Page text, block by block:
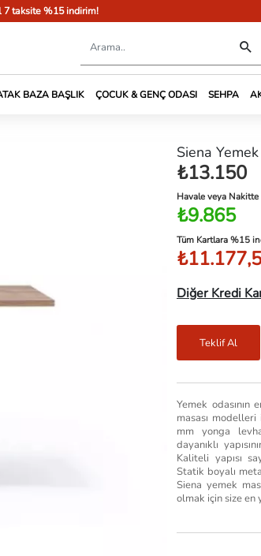
taksite %15 indirim!
BAZA BAŞLIK ÇOCUK & GENÇ ODASI SEHPA
Siena Yemek
₺13.150
Havale veya
₺9.865
Tüm Kartlara %15
Diğer Kredi
Teklif Al
Yemek
masası
mm yonga
dayanıklı
Kaliteli yapısı
Statik boyalı
Siena yemek
olmak için size en